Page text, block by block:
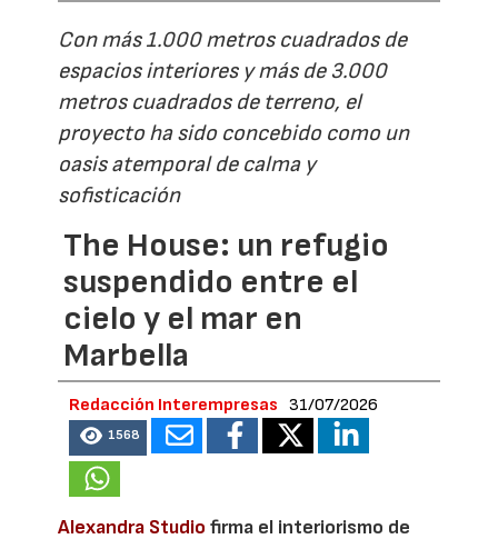
Con más 1.000 metros cuadrados de
espacios interiores y más de 3.000
metros cuadrados de terreno, el
proyecto ha sido concebido como un
oasis atemporal de calma y
sofisticación
The House: un refugio
suspendido entre el
cielo y el mar en
Marbella
Redacción Interempresas 31/07/2026
1568
Alexandra Studio firma el interiorismo de